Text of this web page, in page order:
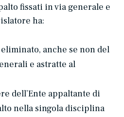
fissati in via generale e
ha:
anche se non del
e astratte al
dell’Ente appaltante di
nella singola disciplina